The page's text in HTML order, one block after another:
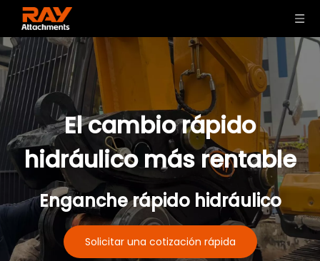
El cambio rápido
hidráulico más rentable
Enganche rápido hidráulico
Solicitar una cotización rápida